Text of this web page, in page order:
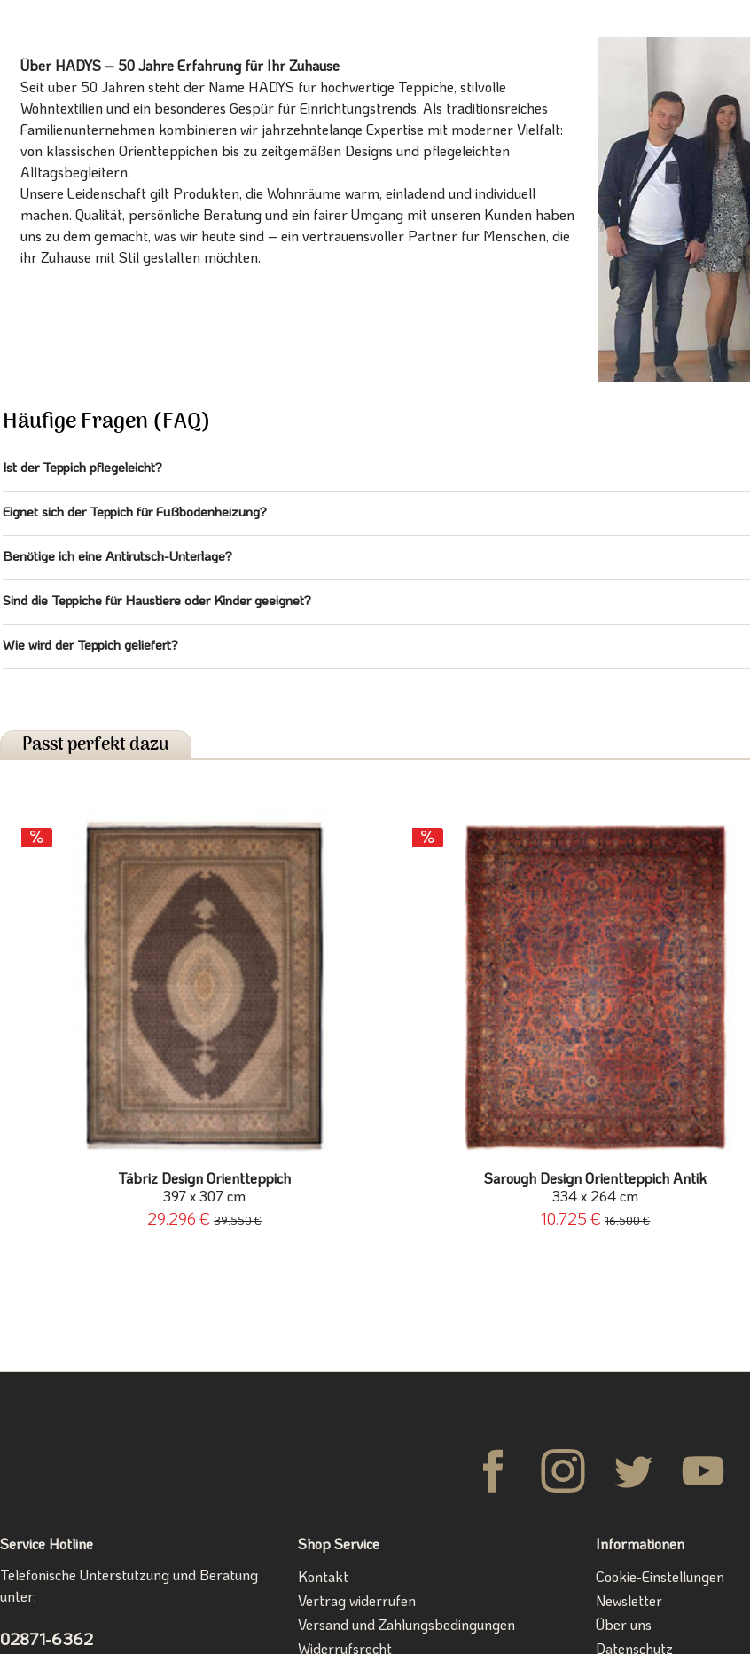
Über HADYS – 50 Jahre Erfahrung für Ihr Zuhause
Seit über 50 Jahren steht der Name HADYS für hochwertige Teppiche, stilvolle
Wohntextilien und ein besonderes Gespür für Einrichtungstrends. Als traditionsreiches
Familienunternehmen kombinieren wir jahrzehntelange Expertise mit moderner Vielfalt:
von klassischen Orientteppichen bis zu zeitgemäßen Designs und pflegeleichten
Alltagsbegleitern.
Unsere Leidenschaft gilt Produkten, die Wohnräume warm, einladend und individuell
machen. Qualität, persönliche Beratung und ein fairer Umgang mit unseren Kunden haben
uns zu dem gemacht, was wir heute sind – ein vertrauensvoller Partner für Menschen, die
ihr Zuhause mit Stil gestalten möchten.
Häufige Fragen (FAQ)
Ist der Teppich pflegeleicht?
Eignet sich der Teppich für Fußbodenheizung?
Benötige ich eine Antirutsch-Unterlage?
Sind die Teppiche für Haustiere oder Kinder geeignet?
Wie wird der Teppich geliefert?
Passt perfekt dazu
Täbriz Design Orientteppich
397 x 307 cm
29.296 € 39.550 €
Sarough Design Orientteppich Antik
334 x 264 cm
10.725 € 16.500 €
Service Hotline
Telefonische Unterstützung und Beratung
unter:
02871-6362
Shop Service
Kontakt
Vertrag widerrufen
Versand und Zahlungsbedingungen
Widerrufsrecht
Informationen
Cookie-Einstellungen
Newsletter
Über uns
Datenschutz